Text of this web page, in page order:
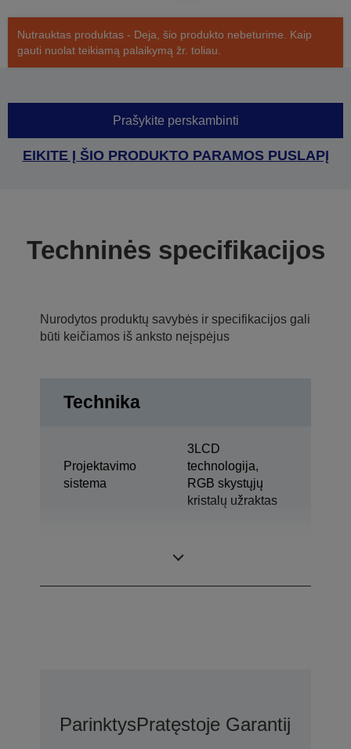
Nutrauktas produktas - Deja, šio produkto nebeturime. Kaip
gauti nuolat teikiamą palaikymą žr. toliau.
Prašykite perskambinti
EIKITE Į ŠIO PRODUKTO PARAMOS PUSLAPĮ
Techninės specifikacijos
Nurodytos produktų savybės ir specifikacijos gali
būti keičiamos iš anksto neįspėjus
Technika
Projektavimo
sistema
3LCD
technologija,
RGB skystųjų
kristalų užraktas
ParinktysPratęstoje Garantijoje